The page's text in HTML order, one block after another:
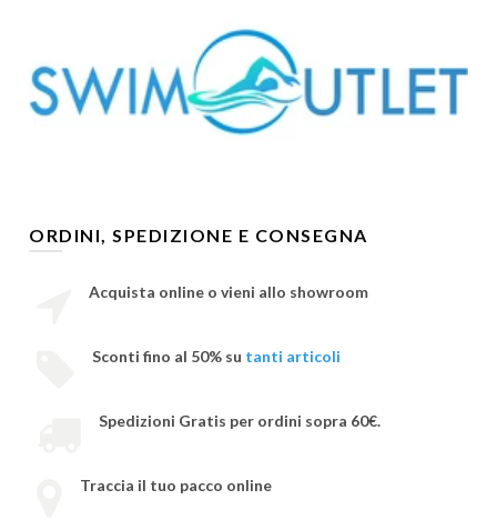
ORDINI, SPEDIZIONE E CONSEGNA
Acquista online o vieni allo showroom
Sconti fino al 50% su tanti articoli
Spedizioni Gratis per ordini sopra 60€.
Traccia il tuo pacco online